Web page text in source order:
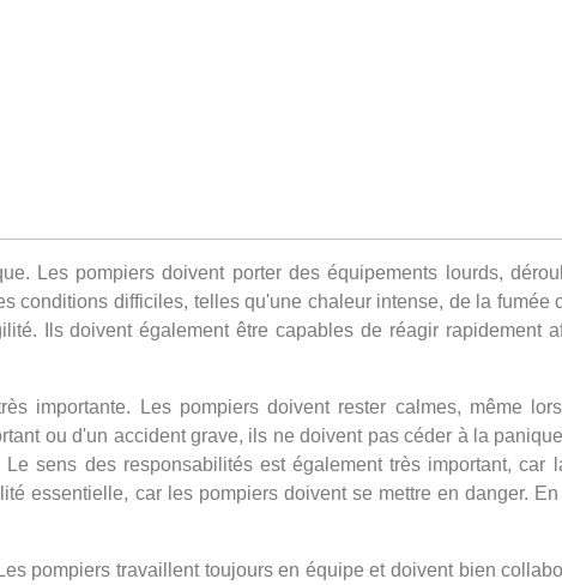
Les pompiers doivent porter des équipements lourds,
conditions difficiles, telles qu'une chaleur intense, de la fumée
Ils doivent également être capables de réagir rapidement
importante. Les pompiers doivent rester calmes, même
ou d'un accident grave, ils ne doivent pas céder à la
sens des responsabilités est également très important, car
essentielle, car les pompiers doivent se mettre en danger.
pompiers travaillent toujours en équipe et doivent bien